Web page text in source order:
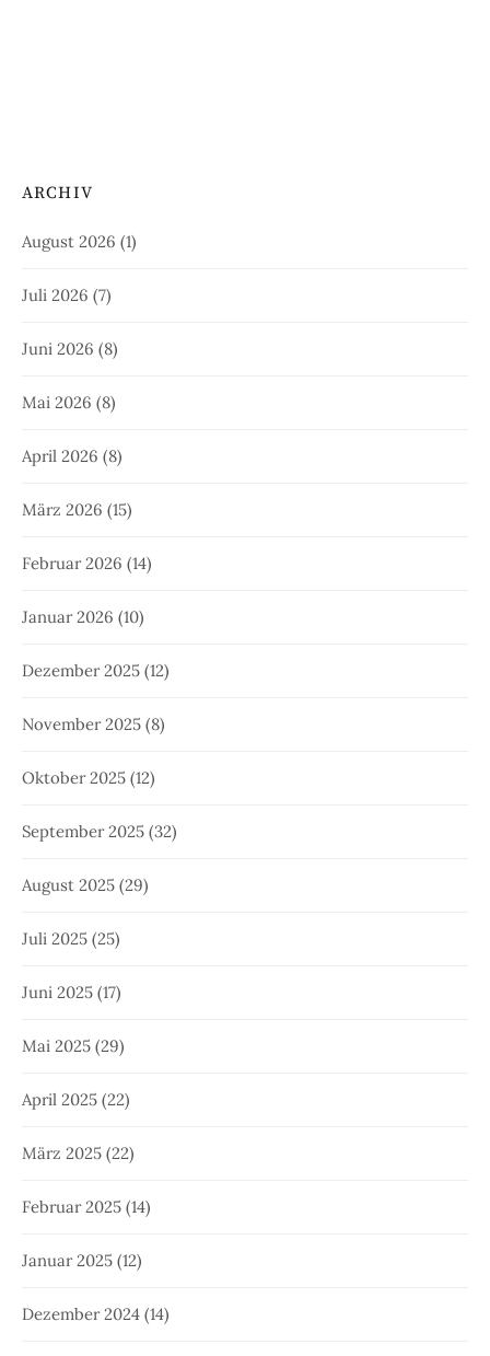
ARCHIV
August 2026 (1)
Juli 2026 (7)
Juni 2026 (8)
Mai 2026 (8)
April 2026 (8)
März 2026 (15)
Februar 2026 (14)
Januar 2026 (10)
Dezember 2025 (12)
November 2025 (8)
Oktober 2025 (12)
September 2025 (32)
August 2025 (29)
Juli 2025 (25)
Juni 2025 (17)
Mai 2025 (29)
April 2025 (22)
März 2025 (22)
Februar 2025 (14)
Januar 2025 (12)
Dezember 2024 (14)